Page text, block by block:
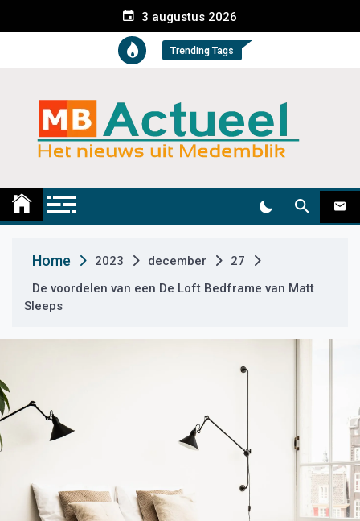
e
t
3 augustus 2026
Trending Tags
Medemblik Actueel
Home 2023 december
27
De voordelen van een De Loft Bedframe van Matt
Sleeps